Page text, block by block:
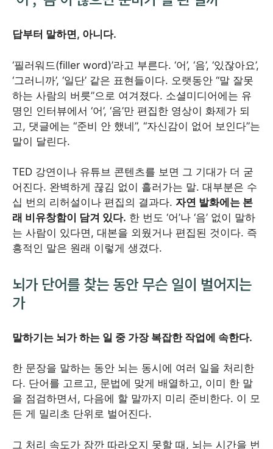
답부터 말하면, 아니다.
‘필러워드(filler word)’라고 부른다. ‘어’, ‘음’, ‘있잖아요’,
‘그러니까’, ‘일단’ 같은 표현들이다. 오랫동안 “말 잘못
하는 사람의 버릇”으로 여겨졌다. 소셜미디어에는 유
명인 인터뷰에서 ‘어’, ‘음’만 편집한 영상이 화제가 되
고, 댓글에는 “준비 안 했네”, “자신감이 없어 보인다”는
말이 달린다.
TED 강연이나 유튜브 콘텐츠를 보면 그 기대가 더 굳
어진다. 완벽하게 끊김 없이 흘러가는 말. 대부분은 수
십 번의 리허설이나 편집의 결과다. 자연 발화에는 본
래 비유창함이 담겨 있다. 한 번도 ‘어’나 ‘음’ 없이 말하
는 사람이 있다면, 대본을 외웠거나 편집된 것이다. 즉
흥적인 말은 원래 이렇게 생겼다.
뇌가 단어를 찾는 동안 무슨 일이 벌어지는
가
말하기는 뇌가 하는 일 중 가장 복잡한 작업에 속한다.
한 문장을 말하는 동안 뇌는 동시에 여러 일을 처리한
다. 단어를 고르고, 문법에 맞게 배열하고, 이미 한 말
을 점검하면서, 다음에 할 말까지 미리 준비한다. 이 모
든 게 밀리초 단위로 벌어진다.
그 처리 속도가 잠깐 따라오지 못할 때, 뇌는 시간을 번